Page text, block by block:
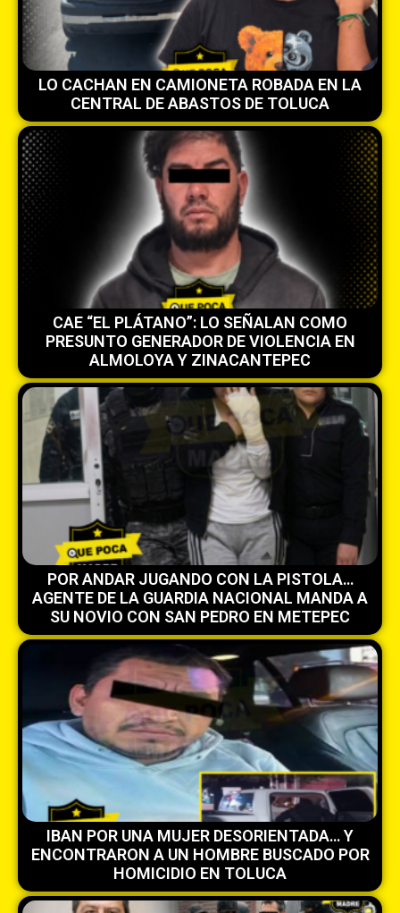
LO CACHAN EN CAMIONETA ROBADA EN LA
CENTRAL DE ABASTOS DE TOLUCA
CAE “EL PLÁTANO”: LO SEÑALAN COMO
PRESUNTO GENERADOR DE VIOLENCIA EN
ALMOLOYA Y ZINACANTEPEC
POR ANDAR JUGANDO CON LA PISTOLA…
AGENTE DE LA GUARDIA NACIONAL MANDA A
SU NOVIO CON SAN PEDRO EN METEPEC
IBAN POR UNA MUJER DESORIENTADA… Y
ENCONTRARON A UN HOMBRE BUSCADO POR
HOMICIDIO EN TOLUCA